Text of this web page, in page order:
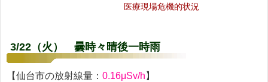
医療現場危機的状況
3/22（火） 曇時々晴後一時雨
【仙台市の放射線量： 0.16μSv/h 】